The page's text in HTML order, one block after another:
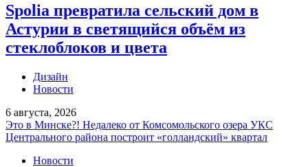
Spolia превратила сельский дом в
Астурии в светящийся объём из
стеклоблоков и цвета
Дизайн
Новости
6 августа, 2026
Это в Минске?! Недалеко от Комсомольского озера УКС
Центрального района построит «голландский» квартал
Новости